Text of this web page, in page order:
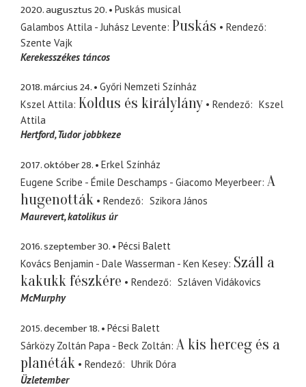
2020. augusztus 20.
Puskás musical
Galambos Attila - Juhász Levente Puskás
Rendező
Szente Vajk
Kerekesszékes táncos
2018. március 24.
Győri Nemzeti Színház
Kszel Attila Koldus és királylány Rendező
Kszel
Attila
Hertford Tudor jobbkeze
2017. október 28.
Erkel Színház
Eugene Scribe - Émile Deschamps - Giacomo Meyerbeer A
hugenották
Rendező
Szikora János
Maurevert katolikus úr
2016. szeptember 30.
Pécsi Balett
Kovács Benjamin - Dale Wasserman - Ken Kesey Száll a
kakukk fészkére
Rendező
Szláven Vidákovics
McMurphy
2015. december 18.
Pécsi Balett
Sárközy Zoltán Papa - Beck Zoltán A kis herceg és a
planéták
Rendező
Uhrik Dóra
Üzletember